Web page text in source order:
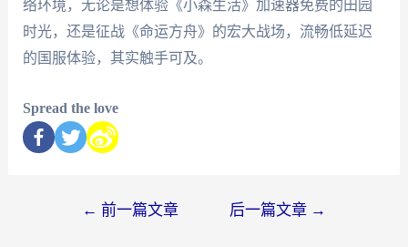
络环境，无论是想体验《小森生活》加速器免费的田园
时光，还是征战《命运方舟》的宏大战场，流畅低延迟
的国服体验，其实触手可及。
Spread the love
← 前一篇文章 后一篇文章 →